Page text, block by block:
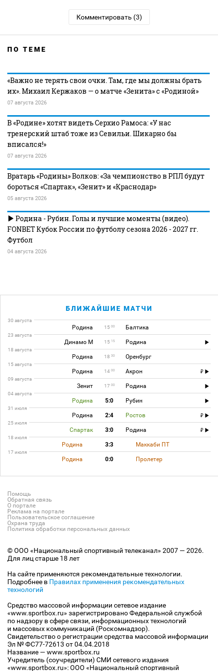
Комментировать (3)
ПО ТЕМЕ
«Важно не терять свои очки. Там, где мы должны брать
их». Михаил Кержаков — о матче «Зенита» с «Родиной»
07 августа 2026
В «Родине» хотят видеть Серхио Рамоса: «У нас
тренерский штаб тоже из Севильи. Шикарно бы
вписался!»
07 августа 2026
Вратарь «Родины» Волков: «За чемпионство в РПЛ будут
бороться «Спартак», «Зенит» и «Краснодар»
05 августа 2026
Родина - Рубин. Голы и лучшие моменты (видео).
FONBET Кубок России по футболу сезона 2026 - 2027 гг.
Футбол
04 августа 2026
БЛИЖАЙШИЕ МАТЧИ
30 августа
Родина 15 00 Балтика
23 августа
Динамо М 15 15 Родина
18 августа
Родина 18 30 Оренбург
15 августа
Родина 14 00 Акрон
09 августа
Зенит 17 00 Родина
04 августа
Родина 5:0 Рубин
31 июля
Родина 2:4 Ростов
25 июля
Спартак 3:0 Родина
18 июля
Родина 3:3 Маккаби ПТ
17 июля
Родина 0:0 Пролетер
Помощь
Обратная связь
О портале
Реклама на портале
Пользовательское соглашение
Охрана труда
Политика обработки персональных данных
© ООО «Национальный спортивный телеканал» 2007 — 2026.
Для лиц старше 18 лет
На сайте применяются рекомендательные технологии.
Подробнее в Правилах применения рекомендательных
технологий
Средство массовой информации сетевое издание
«www.sportbox.ru» зарегистрировано Федеральной службой
по надзору в сфере связи, информационных технологий
и массовых коммуникаций (Роскомнадзор).
Свидетельство о регистрации средства массовой информации
Эл № ФС77-72613 от 04.04.2018
Название — www.sportbox.ru
Учредитель (соучредители) СМИ сетевого издания
«www.sportbox.ru»: ООО «Национальный спортивный